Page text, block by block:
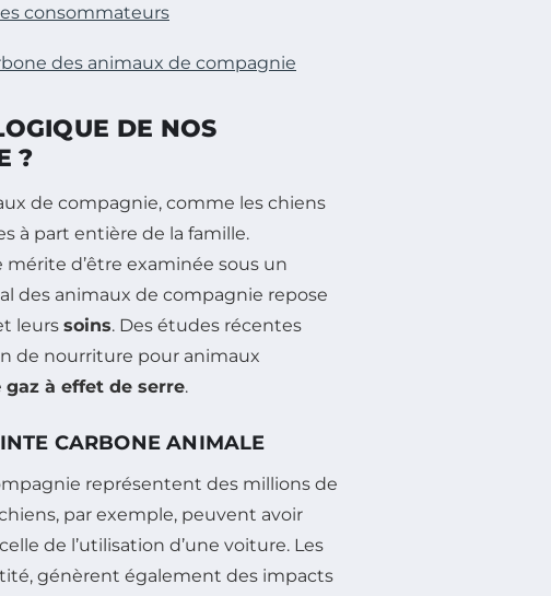
consommateurs
des animaux de compagnie
DE NOS
?
de compagnie, comme les chiens
à part entière de la famille.
d’être examinée sous un
des animaux de compagnie repose
leurs soins. Des études récentes
de nourriture pour animaux
gaz à effet de serre.
CARBONE ANIMALE
représentent des millions de
par exemple, peuvent avoir
de l’utilisation d’une voiture. Les
génèrent également des impacts